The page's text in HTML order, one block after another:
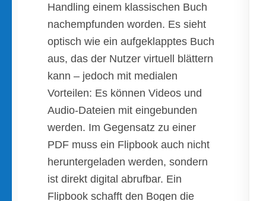
Handling einem klassischen Buch
nachempfunden worden. Es sieht
optisch wie ein aufgeklapptes Buch
aus, das der Nutzer virtuell blättern
kann – jedoch mit medialen
Vorteilen: Es können Videos und
Audio-Dateien mit eingebunden
werden. Im Gegensatz zu einer
PDF muss ein Flipbook auch nicht
heruntergeladen werden, sondern
ist direkt digital abrufbar. Ein
Flipbook schafft den Bogen die